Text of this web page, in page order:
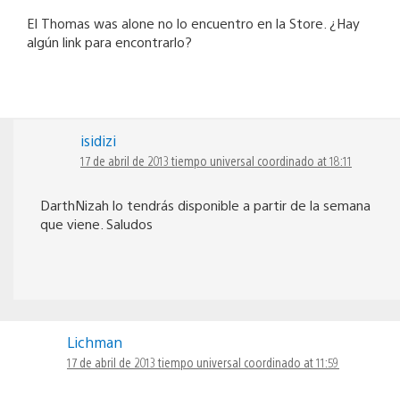
El Thomas was alone no lo encuentro en la Store. ¿Hay
algún link para encontrarlo?
isidizi
17 de abril de 2013 tiempo universal coordinado at 18:11
DarthNizah lo tendrás disponible a partir de la semana
que viene. Saludos
Lichman
17 de abril de 2013 tiempo universal coordinado at 11:59